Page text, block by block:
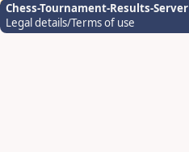
Chess-Tournament-Results-Server
Legal details/Terms of use